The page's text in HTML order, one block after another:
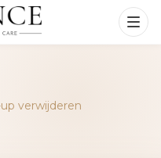
verwijderen